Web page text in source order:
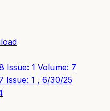
Issue: 1 Volume: 7
Issue: 1 , 6/30/25